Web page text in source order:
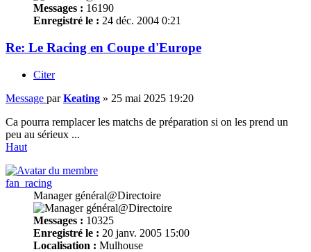
Messages : 16190
Enregistré le : 24 déc. 2004 0:21
Re: Le Racing en Coupe d'Europe
Citer
Message parKeating » 25 mai 2025 19:20
Ca pourra remplacer les matchs de préparation si on les prend un
peu au sérieux ...
Haut
fan_racing
Manager général@Directoire
Messages : 10325
Enregistré le : 20 janv. 2005 15:00
Localisation : Mulhouse